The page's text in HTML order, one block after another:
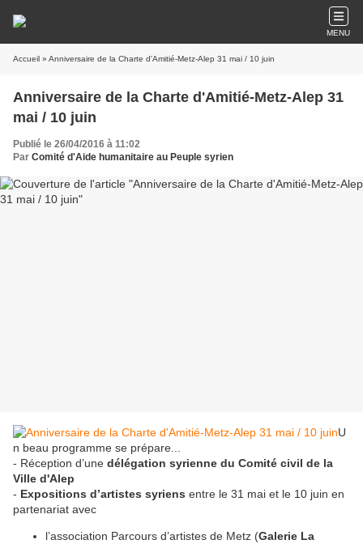
MENU
Accueil » Anniversaire de la Charte d'Amitié-Metz-Alep 31 mai / 10 juin
Anniversaire de la Charte d'Amitié-Metz-Alep 31
mai / 10 juin
Publié le 26/04/2016 à 11:02
Par Comité d'Aide humanitaire au Peuple syrien
U
n beau programme se prépare...
- Réception d’une délégation syrienne du Comité civil de la
Ville d'Alep
- Expositions d’artistes syriens entre le 31 mai et le 10 juin en
partenariat avec
l’association Parcours d’artistes de Metz (Galerie La